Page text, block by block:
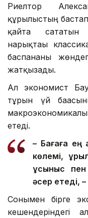
Риелтор
құрылыстың
қайта сататын
нарықтағы
баспананы
жатқызады.
Ал экономист
тұрғын үй
етеді.
– Бағаға ең
көлемі,
ұсыныс пен
әсер етеді,
Сонымен бірге
кешендеріндегі